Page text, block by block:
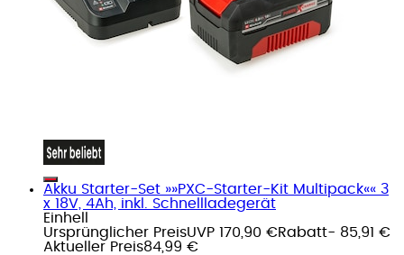
Akku Starter-Set »»PXC-Starter-Kit Multipack«« 3
x 18V, 4Ah, inkl. Schnellladegerät
Einhell
Ursprünglicher PreisUVP 170,90 €Rabatt- 85,91 €
Aktueller Preis84,99 €